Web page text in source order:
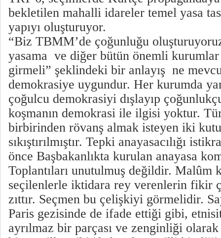
bekletilen mahalli idareler temel yasa
yapıyı oluşturuyor.
“Biz TBMM’de çoğunluğu
yasama ve diğer bütün önemli
girmeli” şeklindeki bir anlayış ne
demokrasiye uygundur. Her kurumda
çoğulcu demokrasiyi dışlayıp
koşmanın demokrasi ile ilgisi yoktur.
birbirinden rövanş almak isteyen iki
sıkıştırılmıştır. Tepki anayasacılığı
önce Başbakanlıkta kurulan anayasa
Toplantıları unutulmuş değildir. Malûm
seçilenlerle iktidara rey verenlerin fikir
zıttır. Seçmen bu çelişkiyi görmelidir.
Paris gezisinde de ifade ettiği gibi,
ayrılmaz bir parçası ve zenginliği